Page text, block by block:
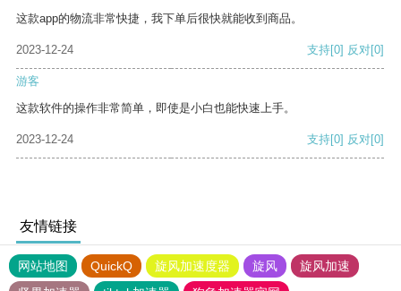
这款app的物流非常快捷，我下单后很快就能收到商品。
2023-12-24 支持[0] 反对[0]
游客
这款软件的操作非常简单，即使是小白也能快速上手。
2023-12-24 支持[0] 反对[0]
友情链接
网站地图 QuickQ 旋风加速度器 旋风
旋风加速